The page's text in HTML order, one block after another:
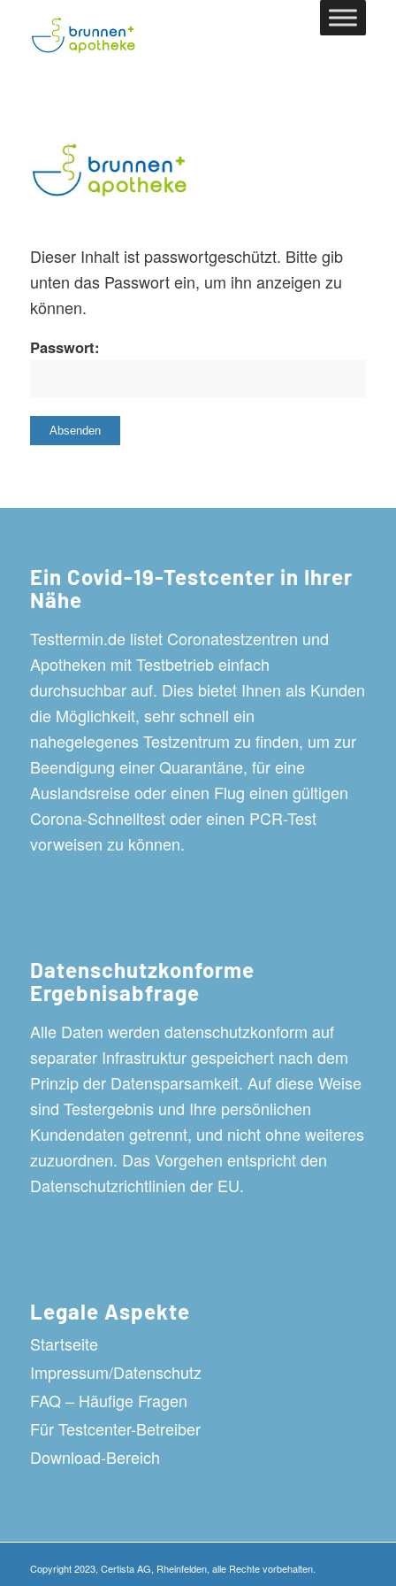
Dieser Inhalt ist passwortgeschützt. Bitte gib
unten das Passwort ein, um ihn anzeigen zu
können.
Passwort:
Ein Covid-19-Testcenter in Ihrer
Nähe
Testtermin.de listet Coronatestzentren und
Apotheken mit Testbetrieb einfach
durchsuchbar auf. Dies bietet Ihnen als Kunden
die Möglichkeit, sehr schnell ein
nahegelegenes Testzentrum zu finden, um zur
Beendigung einer Quarantäne, für eine
Auslandsreise oder einen Flug einen gültigen
Corona-Schnelltest oder einen PCR-Test
vorweisen zu können.
Datenschutzkonforme
Ergebnisabfrage
Alle Daten werden datenschutzkonform auf
separater Infrastruktur gespeichert nach dem
Prinzip der Datensparsamkeit. Auf diese Weise
sind Testergebnis und Ihre persönlichen
Kundendaten getrennt, und nicht ohne weiteres
zuzuordnen. Das Vorgehen entspricht den
Datenschutzrichtlinien der EU.
Legale Aspekte
Startseite
Impressum/Datenschutz
FAQ – Häufige Fragen
Für Testcenter-Betreiber
Download-Bereich
Copyright 2023, Certista AG, Rheinfelden, alle Rechte vorbehalten.